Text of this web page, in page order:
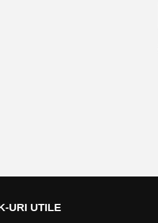
URI UTILE